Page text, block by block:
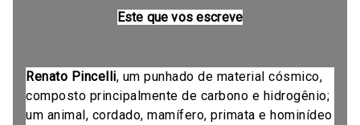
Este que vos escreve
Renato Pincelli, um punhado de material cósmico,
composto principalmente de carbono e hidrogênio;
um animal, cordado, mamífero, primata e hominídeo